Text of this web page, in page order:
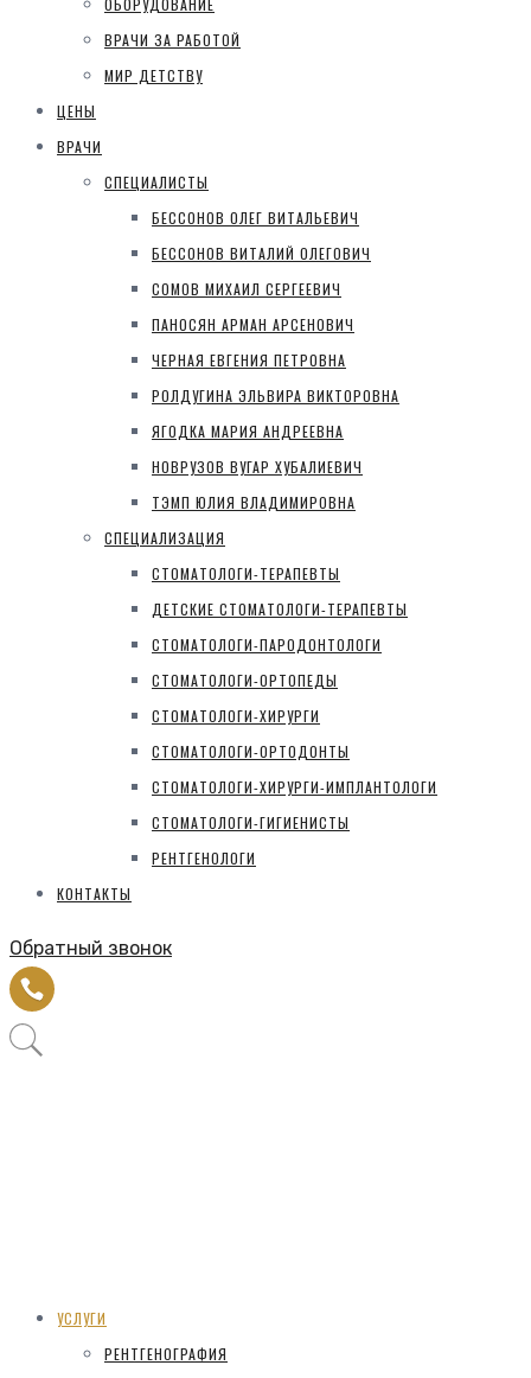
ОБОРУДОВАНИЕ
ВРАЧИ ЗА РАБОТОЙ
МИР ДЕТСТВУ
ЦЕНЫ
ВРАЧИ
СПЕЦИАЛИСТЫ
БЕССОНОВ ОЛЕГ ВИТАЛЬЕВИЧ
БЕССОНОВ ВИТАЛИЙ ОЛЕГОВИЧ
СОМОВ МИХАИЛ СЕРГЕЕВИЧ
ПАНОСЯН АРМАН АРСЕНОВИЧ
ЧЕРНАЯ ЕВГЕНИЯ ПЕТРОВНА
РОЛДУГИНА ЭЛЬВИРА ВИКТОРОВНА
ЯГОДКА МАРИЯ АНДРЕЕВНА
НОВРУЗОВ ВУГАР ХУБАЛИЕВИЧ
ТЭМП ЮЛИЯ ВЛАДИМИРОВНА
СПЕЦИАЛИЗАЦИЯ
СТОМАТОЛОГИ-ТЕРАПЕВТЫ
ДЕТСКИЕ СТОМАТОЛОГИ-ТЕРАПЕВТЫ
СТОМАТОЛОГИ-ПАРОДОНТОЛОГИ
СТОМАТОЛОГИ-ОРТОПЕДЫ
СТОМАТОЛОГИ-ХИРУРГИ
СТОМАТОЛОГИ-ОРТОДОНТЫ
СТОМАТОЛОГИ-ХИРУРГИ-ИМПЛАНТОЛОГИ
СТОМАТОЛОГИ-ГИГИЕНИСТЫ
РЕНТГЕНОЛОГИ
КОНТАКТЫ
Обратный звонок
УСЛУГИ
РЕНТГЕНОГРАФИЯ